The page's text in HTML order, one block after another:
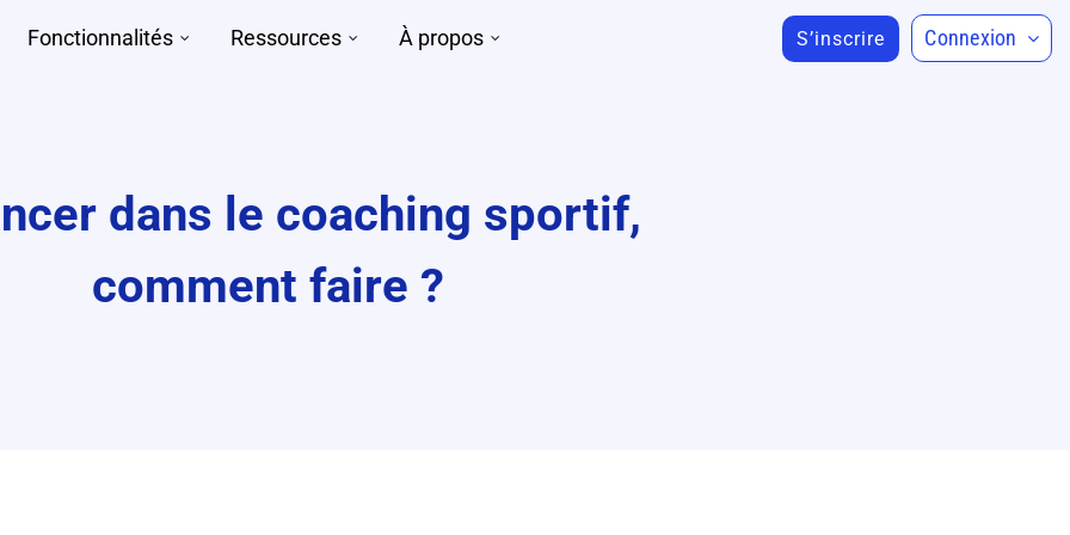
Fonctionnalités Ressources À propos S’inscrire Connexion
dans le coaching sportif,
comment faire ?